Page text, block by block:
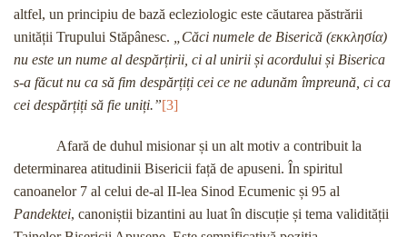
altfel, un principiu de bază ecleziologic este căutarea păstrării
unității Trupului Stăpânesc.
„Căci numele de Biserică (εκκλησία)
nu este un nume al despărțirii, ci al unirii și acordului și Biserica
s-a făcut nu ca să fim despărțiți cei ce ne adunăm împreună, ci ca
cei despărțiți să fie uniți.”[3]
Afară de duhul misionar și un alt motiv a contribuit la
determinarea atitudinii Bisericii față de apuseni. În spiritul
canoanelor 7 al celui de-al II-lea Sinod Ecumenic și 95 al
Pandektei, canoniștii bizantini au luat în discuție și tema validității